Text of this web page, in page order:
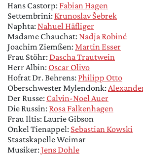
Hans Castorp: Fabian Hagen
Settembrini: Krunoslav Šebrek
Naphta: Nahuel Häfliger
Madame Chauchat: Nadja Robiné
Joachim Ziemßen:Martin Esser
Frau Stöhr: Dascha Trautwein
Herr Albin: Oscar Olivo
Hofrat Dr. Behrens: Philipp Otto
Oberschwester Mylendonk:
Der Russe: Calvin-Noel Auer
Die Russin: Rosa Falkenhagen
Frau Iltis: Laurie Gibson
Onkel Tienappel: Sebastian Kowski
Staatskapelle Weimar
Musiker:Jens Dohle